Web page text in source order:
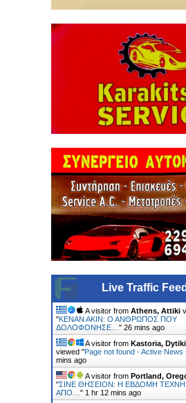
Live Traffic Feed
A visitor from Athens, Attiki
"ΚΕΝΑΝ ΑΚΙΝ: Ο ΑΝΘΡΩΠΟΣ ΠΟΥ
ΔΟΛΟΦΟΝΗΣΕ… " 26 mins ago
A visitor from Kastoria,
viewed "Page not found - Active News
mins ago
A visitor from Portland,
"ΣΙΝΕ ΘΗΣΕΙΟΝ: Η ΕΒΔΟΜΗ
ΑΠΟ… " 1 hr 12 mins ago